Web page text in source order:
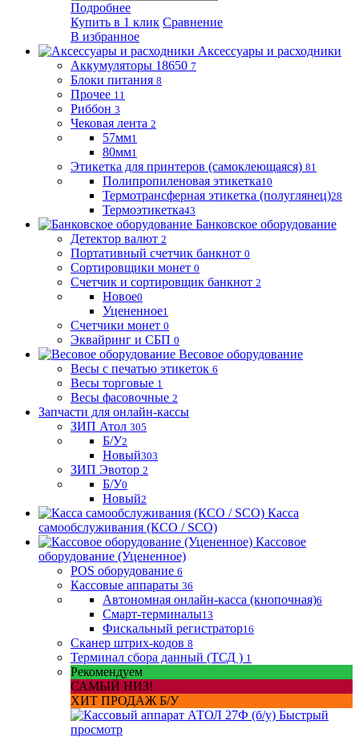
Подробнее
Купить в 1 клик Сравнение
В избранное
Аксессуары и расходники
Аккумуляторы 18650 7
Блоки питания 8
Прочее 11
Риббон 3
Чековая лента 2
57мм1
80мм1
Этикетка для принтеров (самоклеющаяся) 81
Полипропиленовая этикетка10
Термотрансферная этикетка (полуглянец)28
Термоэтикетка43
Банковское оборудование
Детектор валют 2
Портативный счетчик банкнот 0
Сортировщики монет 0
Счетчик и сортировщик банкнот 2
Новое0
Уцененное1
Счетчики монет 0
Эквайринг и СБП 0
Весовое оборудование
Весы с печатью этикеток 6
Весы торговые 1
Весы фасовочные 2
Запчасти для онлайн-кассы
ЗИП Атол 305
Б/У2
Новый303
ЗИП Эвотор 2
Б/У0
Новый2
Касса
самообслуживания (КСО / SCO)
Кассовое
оборудование (Уцененное)
POS оборудование 6
Кассовые аппараты 36
Автономная онлайн-касса (кнопочная)6
Смарт-терминалы13
Фискальный регистратор16
Сканер штрих-кодов 8
Терминал сбора данный (ТСД ) 1
Рекомендуем
САМЫЙ НИЗ!
ХИТ ПРОДАЖ Б/У
Быстрый
просмотр